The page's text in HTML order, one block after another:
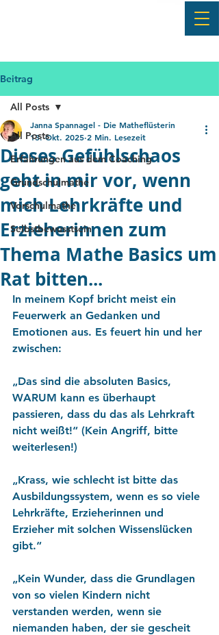
Beitrag
All Posts
Erfahrungen aus dem Coaching
Grundschulmathe
Vorschulmathe
Selbstbewusstsein
All Posts
Dieses Gefühlschaos
geht in mir vor, wenn
mich Lehrkräfte und
Erzieherinnen zum
Thema Mathe Basics um
Rat bitten...
Janna Spannagel - Die Matheflüsterin
13. Okt. 2025 2 Min. Lesezeit
In meinem Kopf bricht meist ein
Feuerwerk an Gedanken und
Emotionen aus. Es feuert hin und her
zwischen:
„Das sind die absoluten Basics,
WARUM kann es überhaupt
passieren, dass du das als Lehrkraft
nicht weißt!“ (Kein Angriff, bitte
weiterlesen!)
„Krass, wie schlecht ist bitte das
Ausbildungssystem, wenn es so viele
Lehrkräfte, Erzieherinnen und
Erzieher mit solchen Wissenslücken
gibt.“
„Kein Wunder, dass die Grundlagen
von so vielen Kindern nicht
verstanden werden, wenn sie
niemanden haben, der sie gescheit